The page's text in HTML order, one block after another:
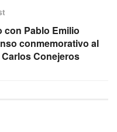
con Pablo Emilio
conmemorativo al
Conejeros